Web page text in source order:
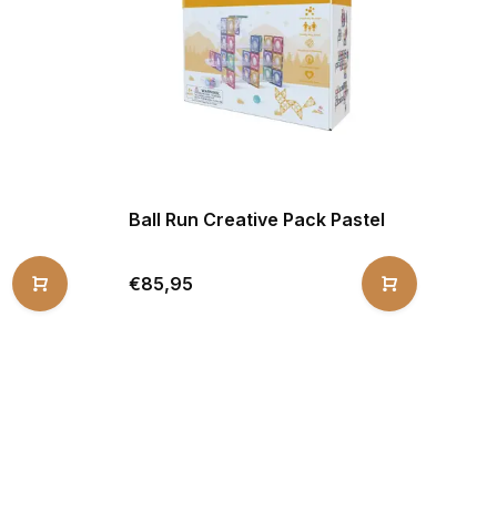
Ball Run Creative Pack Pastel
€85,95